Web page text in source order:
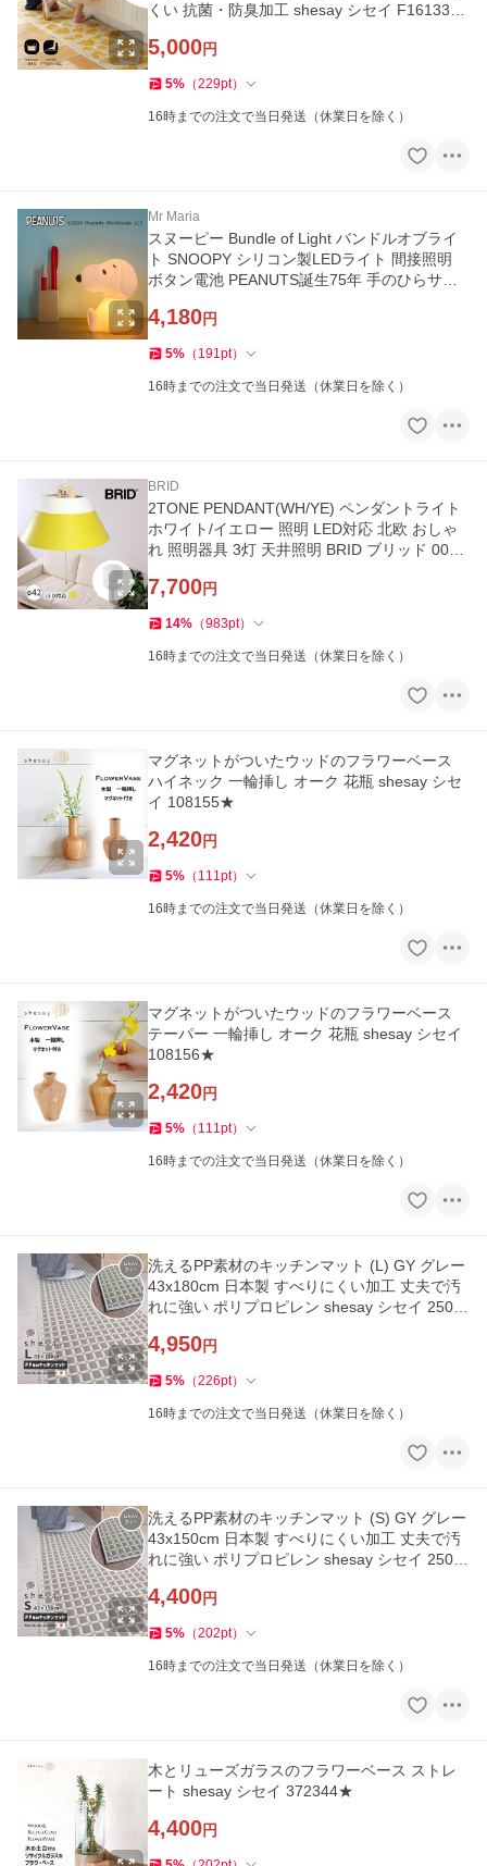
くい 抗菌・防臭加工 shesay シセイ F161339
5,000円
5% （229pt）
16時までの注文で当日発送（休業日を除く）
Mr Maria
スヌーピー Bundle of Light バンドルオブライ
ト SNOOPY シリコン製LEDライト 間接照明
ボタン電池 PEANUTS誕生75年 手のひらサイ
4,180円
5% （ 191pt）
16時までの注文で当日発送（休業日を除く）
BRID
2TONE PENDANT(WH/YE) ペンダントライト
ホワイト/イエロー 照明 LED対応 北欧 おしゃ
れ 照明器具 3灯 天井照明 BRID ブリッド 0017
7,700円
14% （983pt）
16時までの注文で当日発送（休業日を除く）
マグネットがついたウッドのフラワーベース
ハイネック 一輪挿し オーク 花瓶 shesay シセ
イ 108155★
2,420円
5% （ 111pt）
16時までの注文で当日発送（休業日を除く）
マグネットがついたウッドのフラワーベース
テーパー 一輪挿し オーク 花瓶 shesay シセイ
108156★
2,420円
5% （ 111pt）
16時までの注文で当日発送（休業日を除く）
洗えるPP素材のキッチンマット (L) GY グレー
43x180cm 日本製 すべりにくい加工 丈夫で汚
れに強い ポリプロピレン shesay シセイ 2500
4,950円
5% （226pt）
16時までの注文で当日発送（休業日を除く）
洗えるPP素材のキッチンマット (S) GY グレー
43x150cm 日本製 すべりにくい加工 丈夫で汚
れに強い ポリプロピレン shesay シセイ 2500
4,400円
5% （202pt）
16時までの注文で当日発送（休業日を除く）
木とリューズガラスのフラワーベース ストレ
ート shesay シセイ 372344★
4,400円